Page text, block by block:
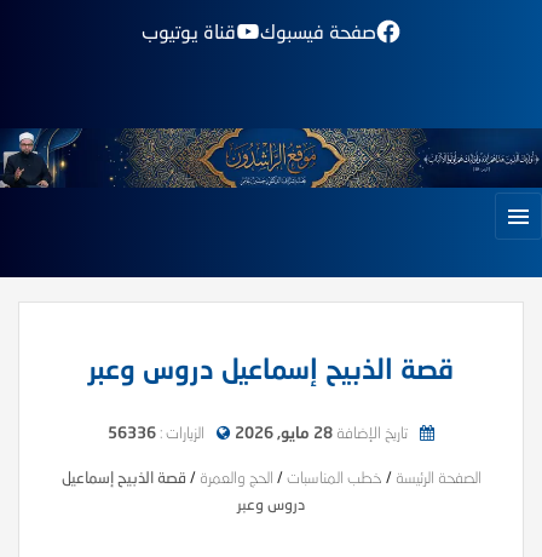
صفحة فيسبوك قناة يوتيوب
قصة الذبيح إسماعيل دروس وعبر
تاريخ الإضافة 28 مايو, 2026 الزيارات : 56336
الصفحة الرئيسة / خطب المناسبات / الحج والعمرة / قصة الذبيح إسماعيل
دروس وعبر